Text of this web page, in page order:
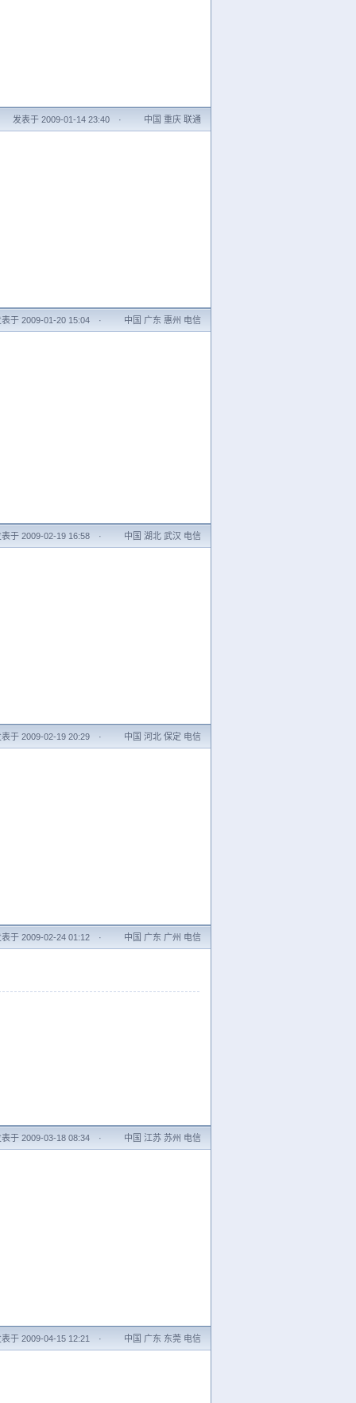
发表于 2009-01-14 23:40 · 中国 重庆 联通
表于 2009-01-20 15:04 · 中国 广东 惠州 电信
表于 2009-02-19 16:58 · 中国 湖北 武汉 电信
表于 2009-02-19 20:29 · 中国 河北 保定 电信
表于 2009-02-24 01:12 · 中国 广东 广州 电信
表于 2009-03-18 08:34 · 中国 江苏 苏州 电信
表于 2009-04-15 12:21 · 中国 广东 东莞 电信